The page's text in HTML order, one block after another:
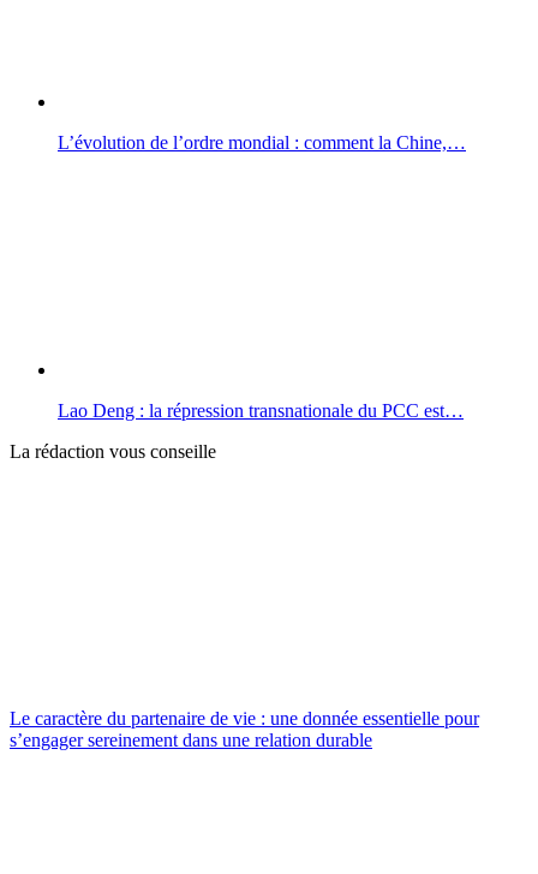
L’évolution de l’ordre mondial : comment la Chine,…
Lao Deng : la répression transnationale du PCC est…
La rédaction vous conseille
Le caractère du partenaire de vie : une donnée essentielle pour
s’engager sereinement dans une relation durable